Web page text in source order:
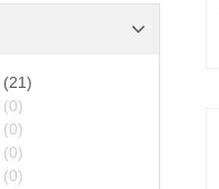
(21)
(0)
(0)
(0)
(0)